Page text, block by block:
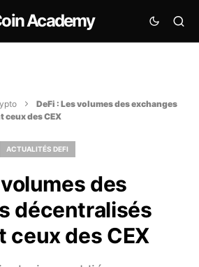
Academy
DeFi : Les volumes des exchanges
des CEX
ACTUALITÉS DEFI
des
décentralisés
ceux des CEX